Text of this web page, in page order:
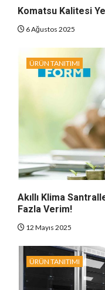
Komatsu Kalitesi
6 Ağustos 2025
ÜRÜN TANITIMI
Akıllı Klima
Fazla Verim!
12 Mayıs 2025
ÜRÜN TANITIMI